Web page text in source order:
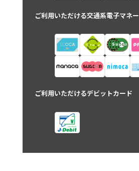
ご利用いただける交通系電子マネー
ご利用いただけるデビットカード